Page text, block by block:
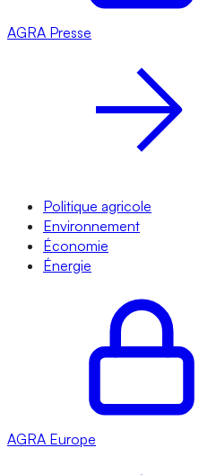
AGRA Presse
Politique agricole
Environnement
Économie
Énergie
AGRA Europe